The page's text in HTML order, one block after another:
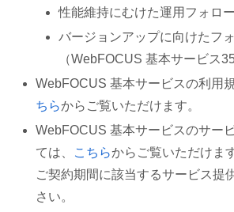
性能維持にむけた運用フォロー
バージョンアップに向けたフ
（WebFOCUS 基本サービス
WebFOCUS 基本サービスの利用
ちらからご覧いただけます。
WebFOCUS 基本サービスのサー
ては、
こちらからご覧いただけま
ご契約期間に該当するサービス提
さい。